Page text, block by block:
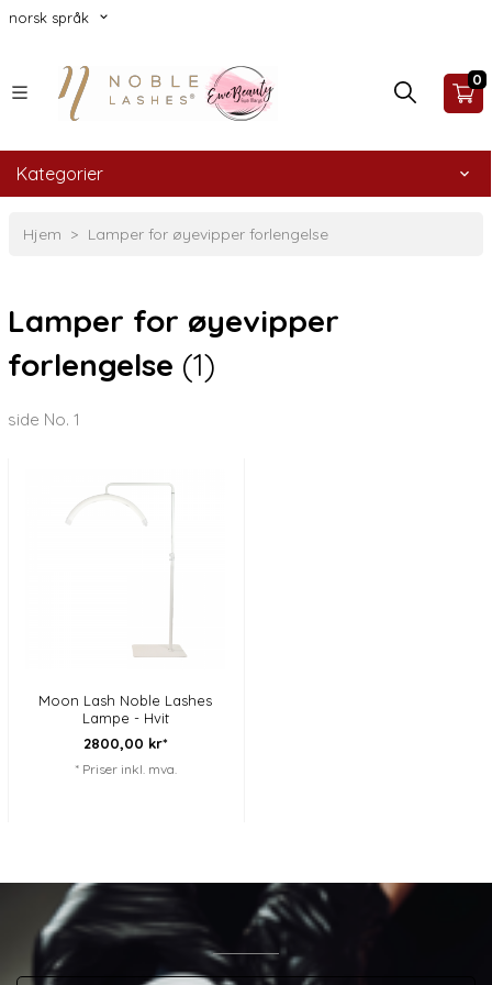
norsk språk
0
Kategorier
Hjem Lamper for øyevipper forlengelse
Lamper for øyevipper
forlengelse (1)
side No. 1
Moon Lash Noble Lashes
Lampe - Hvit
2800,00 kr*
* Priser inkl. mva.